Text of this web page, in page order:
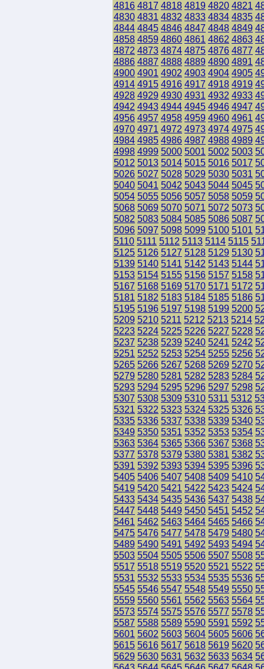
4816 4817 4818 4819 4820 4821
4830 4831 4832 4833 4834 4835
4844 4845 4846 4847 4848 4849
4858 4859 4860 4861 4862 4863
4872 4873 4874 4875 4876 4877
4886 4887 4888 4889 4890 4891
4900 4901 4902 4903 4904 4905
4914 4915 4916 4917 4918 4919
4928 4929 4930 4931 4932 4933
4942 4943 4944 4945 4946 4947
4956 4957 4958 4959 4960 4961
4970 4971 4972 4973 4974 4975
4984 4985 4986 4987 4988 4989
4998 4999 5000 5001 5002 5003
5012 5013 5014 5015 5016 5017
5026 5027 5028 5029 5030 5031
5040 5041 5042 5043 5044 5045
5054 5055 5056 5057 5058 5059
5068 5069 5070 5071 5072 5073
5082 5083 5084 5085 5086 5087
5096 5097 5098 5099 5100 5101
5110 5111 5112 5113 5114 5115
5125 5126 5127 5128 5129 5130
5139 5140 5141 5142 5143 5144
5153 5154 5155 5156 5157 5158
5167 5168 5169 5170 5171 5172
5181 5182 5183 5184 5185 5186
5195 5196 5197 5198 5199 5200
5209 5210 5211 5212 5213 5214
5223 5224 5225 5226 5227 5228
5237 5238 5239 5240 5241 5242
5251 5252 5253 5254 5255 5256
5265 5266 5267 5268 5269 5270
5279 5280 5281 5282 5283 5284
5293 5294 5295 5296 5297 5298
5307 5308 5309 5310 5311 5312
5321 5322 5323 5324 5325 5326
5335 5336 5337 5338 5339 5340
5349 5350 5351 5352 5353 5354
5363 5364 5365 5366 5367 5368
5377 5378 5379 5380 5381 5382
5391 5392 5393 5394 5395 5396
5405 5406 5407 5408 5409 5410
5419 5420 5421 5422 5423 5424
5433 5434 5435 5436 5437 5438
5447 5448 5449 5450 5451 5452
5461 5462 5463 5464 5465 5466
5475 5476 5477 5478 5479 5480
5489 5490 5491 5492 5493 5494
5503 5504 5505 5506 5507 5508
5517 5518 5519 5520 5521 5522
5531 5532 5533 5534 5535 5536
5545 5546 5547 5548 5549 5550
5559 5560 5561 5562 5563 5564
5573 5574 5575 5576 5577 5578
5587 5588 5589 5590 5591 5592
5601 5602 5603 5604 5605 5606
5615 5616 5617 5618 5619 5620
5629 5630 5631 5632 5633 5634